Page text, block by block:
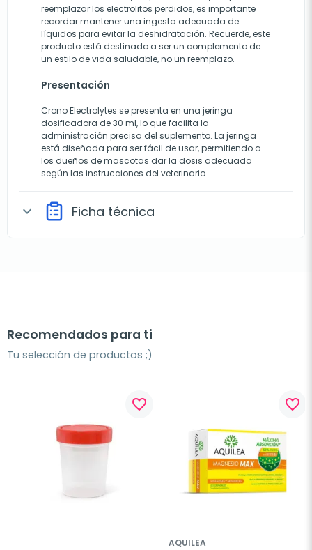
reemplazar los electrolitos perdidos, es importante
recordar mantener una ingesta adecuada de
líquidos para evitar la deshidratación. Recuerde, este
producto está destinado a ser un complemento de
un estilo de vida saludable, no un reemplazo.
Presentación
Crono Electrolytes se presenta en una jeringa
dosificadora de 30 ml, lo que facilita la
administración precisa del suplemento. La jeringa
está diseñada para ser fácil de usar, permitiendo a
los dueños de mascotas dar la dosis adecuada
según las instrucciones del veterinario.
expand_more Ficha técnica
Recomendados para ti
Tu selección de productos ;)
favorite_border favorite_border
AQUILEA